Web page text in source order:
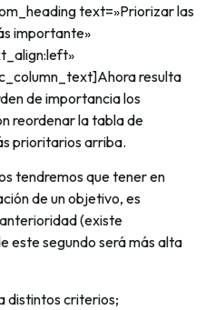
text=»Priorizar las
importante»
resulta
de importancia los
reordenar la tabla de
prioritarios arriba.
tendremos que tener en
de un objetivo, es
(existe
este segundo será más alta
distintos criterios;